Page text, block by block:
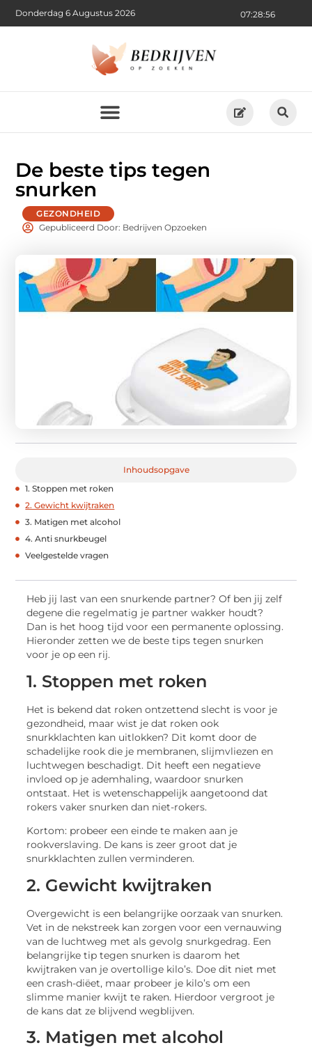
07:28:57
Donderdag 6 Augustus 2026
De beste tips tegen
snurken
GEZONDHEID
Gepubliceerd Door: Bedrijven Opzoeken
Inhoudsopgave
1. Stoppen met roken
2. Gewicht kwijtraken
3. Matigen met alcohol
4. Anti snurkbeugel
Veelgestelde vragen
Heb jij last van een snurkende partner? Of ben jij zelf
degene die regelmatig je partner wakker houdt?
Dan is het hoog tijd voor een permanente oplossing.
Hieronder zetten we de beste tips tegen snurken
voor je op een rij.
1. Stoppen met roken
Het is bekend dat roken ontzettend slecht is voor je
gezondheid, maar wist je dat roken ook
snurkklachten kan uitlokken? Dit komt door de
schadelijke rook die je membranen, slijmvliezen en
luchtwegen beschadigt. Dit heeft een negatieve
invloed op je ademhaling, waardoor snurken
ontstaat. Het is wetenschappelijk aangetoond dat
rokers vaker snurken dan niet-rokers.
Kortom: probeer een einde te maken aan je
rookverslaving. De kans is zeer groot dat je
snurkklachten zullen verminderen.
2. Gewicht kwijtraken
Overgewicht is een belangrijke oorzaak van snurken.
Vet in de nekstreek kan zorgen voor een vernauwing
van de luchtweg met als gevolg snurkgedrag. Een
belangrijke tip tegen snurken is daarom het
kwijtraken van je overtollige kilo’s. Doe dit niet met
een crash-diëet, maar probeer je kilo’s om een
slimme manier kwijt te raken. Hierdoor vergroot je
de kans dat ze blijvend wegblijven.
3. Matigen met alcohol